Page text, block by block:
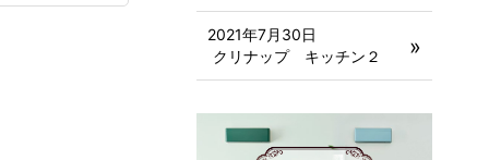
クリナップ キッチン２
2021年7月30日